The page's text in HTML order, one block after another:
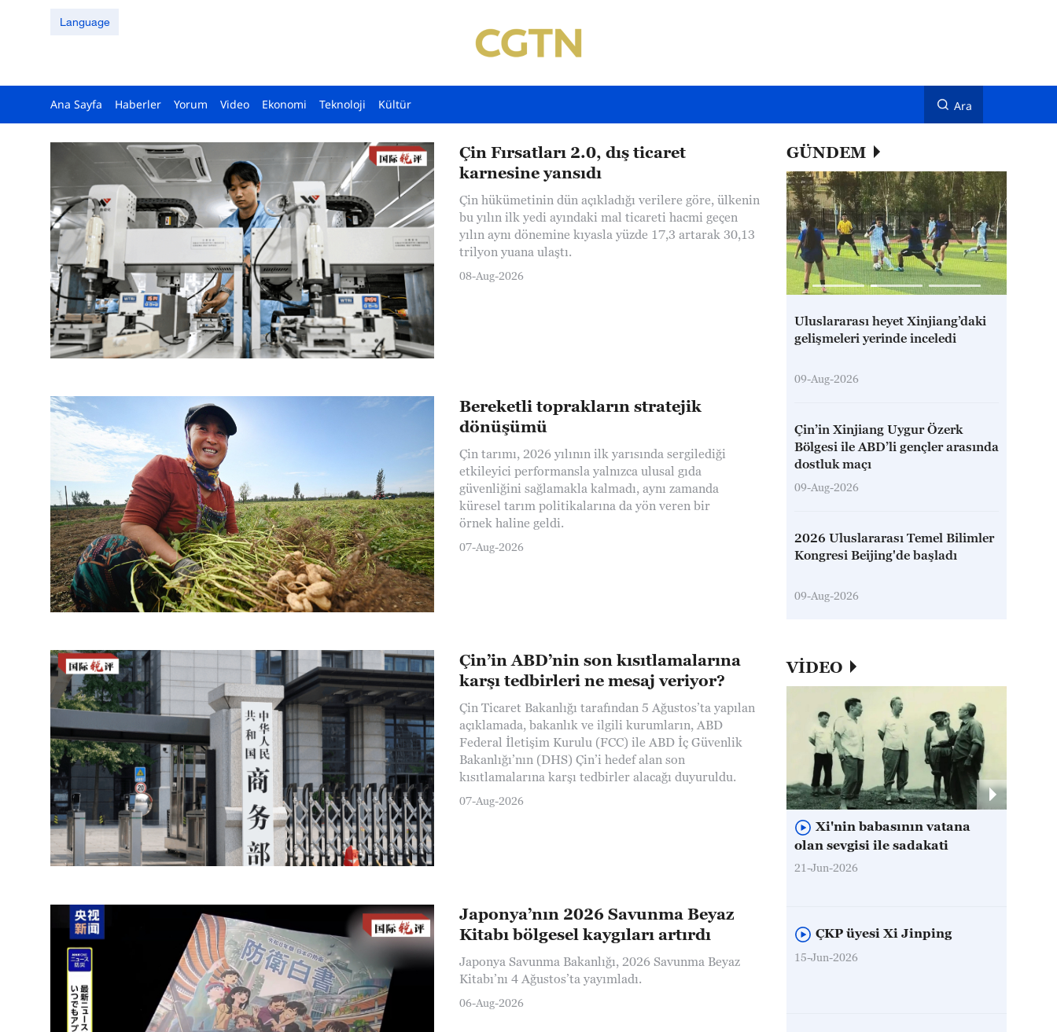
Language
Ana Sayfa Haberler Yorum Video Ekonomi Teknoloji Kültür Ara
Çin Fırsatları 2.0, dış ticaret
karnesine yansıdı
Çin hükümetinin dün açıkladığı verilere göre, ülkenin
bu yılın ilk yedi ayındaki mal ticareti hacmi geçen
yılın aynı dönemine kıyasla yüzde 17,3 artarak 30,13
trilyon yuana ulaştı.
08-Aug-2026
Bereketli toprakların stratejik
dönüşümü
Çin tarımı, 2026 yılının ilk yarısında sergilediği
etkileyici performansla yalnızca ulusal gıda
güvenliğini sağlamakla kalmadı, aynı zamanda
küresel tarım politikalarına da yön veren bir
örnek haline geldi.
07-Aug-2026
Çin’in ABD’nin son kısıtlamalarına
karşı tedbirleri ne mesaj veriyor?
Çin Ticaret Bakanlığı tarafından 5 Ağustos’ta yapılan
açıklamada, bakanlık ve ilgili kurumların, ABD
Federal İletişim Kurulu (FCC) ile ABD İç Güvenlik
Bakanlığı’nın (DHS) Çin’i hedef alan son
kısıtlamalarına karşı tedbirler alacağı duyuruldu.
07-Aug-2026
Japonya’nın 2026 Savunma Beyaz
Kitabı bölgesel kaygıları artırdı
Japonya Savunma Bakanlığı, 2026 Savunma Beyaz
Kitabı’nı 4 Ağustos’ta yayımladı.
06-Aug-2026
GÜNDEM
Uluslararası heyet Xinjiang’daki
gelişmeleri yerinde inceledi
09-Aug-2026
Çin’in Xinjiang Uygur Özerk
Bölgesi ile ABD’li gençler arasında
dostluk maçı
09-Aug-2026
2026 Uluslararası Temel Bilimler
Kongresi Beijing'de başladı
09-Aug-2026
VİDEO
Xi'nin babasının vatana
olan sevgisi ile sadakati
21-Jun-2026
ÇKP üyesi Xi Jinping
15-Jun-2026